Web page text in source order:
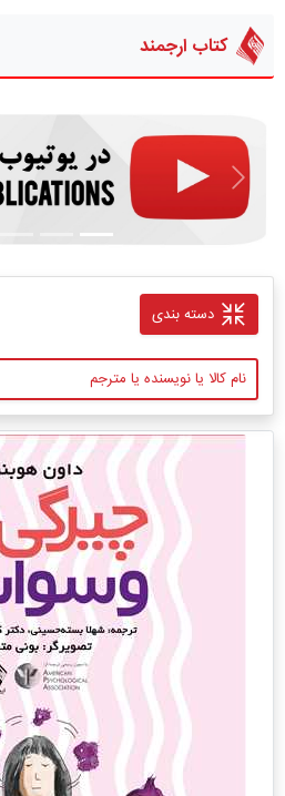
کتاب ارجمند
قبلی
دسته بندی